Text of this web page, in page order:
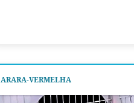
ARARA-VERMELHA